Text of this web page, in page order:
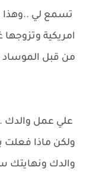
تسمع لي ..وهذا
امريكية
من قبل الموساد
علي عمل والدك
ولكن ماذا
والدك ونهايتك